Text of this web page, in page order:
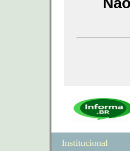
Institucional